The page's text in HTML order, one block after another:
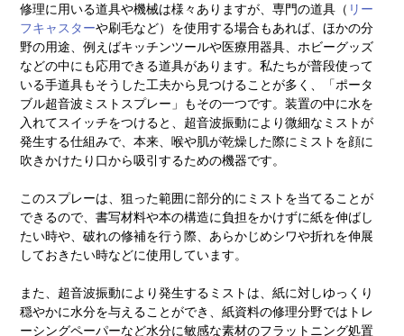
修理に用いる道具や機械は様々ありますが、専門の道具（ リー
フキャスターや刷毛など）を使用する場合もあれば、ほかの分
野の用途、例えばキッチンツールや医療用器具、ホビーグッズ
などの中にも応用できる道具があります。私たちが普段使って
いる手道具もそうした工夫から見つけることが多く、「ポータ
ブル超音波ミストスプレー」もその一つです。装置の中に水を
入れてスイッチをつけると、超音波振動により微細なミストが
発生する仕組みで、本来、喉や肌が乾燥した際にミストを顔に
吹きかけたり口から吸引するための機器です。
このスプレーは、狙った範囲に部分的にミストを当てることが
できるので、書写材料や本の構造に負担をかけずに紙を伸ばし
たい時や、破れの修補を行う際、あらかじめシワや折れを伸展
しておきたい時などに使用しています。
また、超音波振動により発生するミストは、紙に対しゆっくり
穏やかに水分を与えることができ、紙資料の修理分野ではトレ
ーシングペーパーなど水分に敏感な素材のフラットニング処置